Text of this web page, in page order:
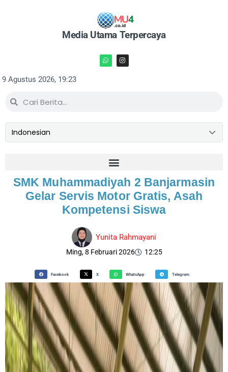
Media Utama Terpercaya
9 Agustus 2026, 19:23
SMK Muhammadiyah 2 Banjarmasin
Gelar Servis Motor Gratis, Asah
Kompetensi Siswa
Yunita Rahmayani
Ming, 8 Februari 2026 12:25
Facebook X WhatsApp Telegram